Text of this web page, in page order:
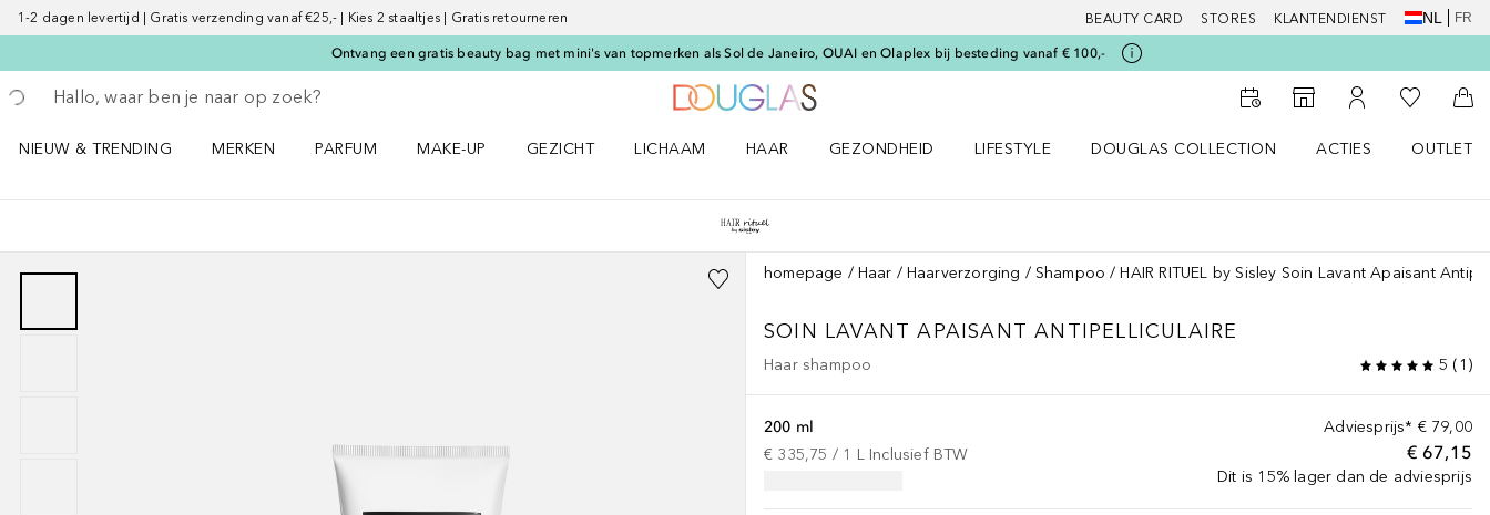
1-2 dagen levertijd | Gratis verzending vanaf €25,- | Kies 2 staaltjes | Gratis retourneren BEAUTY CARD STORES KLANTENDIENST NL FR
Ontvang een gratis beauty bag met mini's van topmerken als Sol de Janeiro, OUAI en Olaplex bij besteding vanaf € 100,-
Ga terug
Zoekopdracht uitvoeren
Naar StorefinderNaar Mijn Account
Naar Mijn
NIEUW & TRENDING
MERKEN
PARFUM
MAKE-UP
GEZICHT
LICHAAM
HAAR
GEZONDHEID
LIFESTYLE
DOUGLAS COLLECTION
ACTIES
OUTLET
homepage Haar Haarverzorging Shampoo HAIR RITUEL by Sisley Soin Lavant Apaisant
SOIN LAVANT APAISANT ANTIPELLICULAIRE
Haar shampoo 5 ( 1 )
Adviesprijs* € 79,00
€ 67,15
Dit is 15% lager dan de adviesprijs
200 ml
€ 335,75 / 1 L Inclusief BTW